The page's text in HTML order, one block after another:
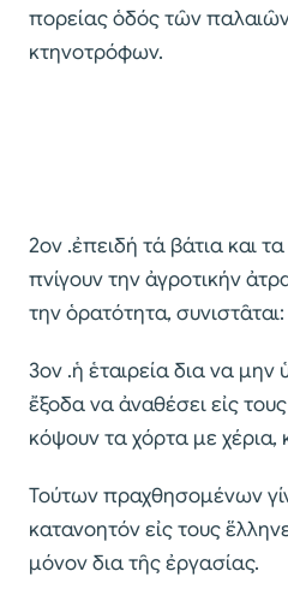
πορείας ὁδός τῶν
κτηνοτρόφων.
2ον .ἐπειδή τά βάτια και
πνίγουν την ἀγροτικήν
την ὁρατότητα, συνιστᾶται:
3ον .ἡ ἑταιρεία δια να μην
ἔξοδα να ἀναθέσει εἰς
κόψουν τα χόρτα με χέρια,
Τούτων πραχθησομένων
κατανοητόν εἰς τους
μόνον δια τῆς ἐργασίας.